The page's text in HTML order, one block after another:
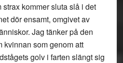
kommer sluta slå i det
dör ensamt, omgivet av
Jag tänker på den
kvinnan som genom att
golv i farten slängt sig